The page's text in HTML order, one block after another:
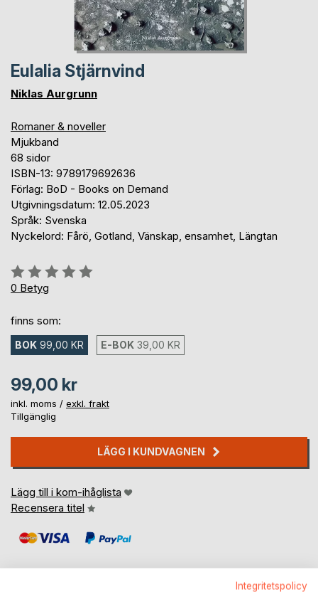
Eulalia Stjärnvind
Niklas Aurgrunn
Romaner & noveller
Mjukband
68 sidor
ISBN-13: 9789179692636
Förlag: BoD - Books on Demand
Utgivningsdatum: 12.05.2023
Språk: Svenska
Nyckelord: Fårö, Gotland, Vänskap, ensamhet, Längtan
Betyg::
0%
0 Betyg
finns som:
BOK 99,00 KR E-BOK 39,00 KR
99,00 kr
inkl. moms / exkl. frakt
Tillgänglig
LÄGG I KUNDVAGNEN
Lägg till i kom-ihåglista
Recensera titel
Integritetspolicy